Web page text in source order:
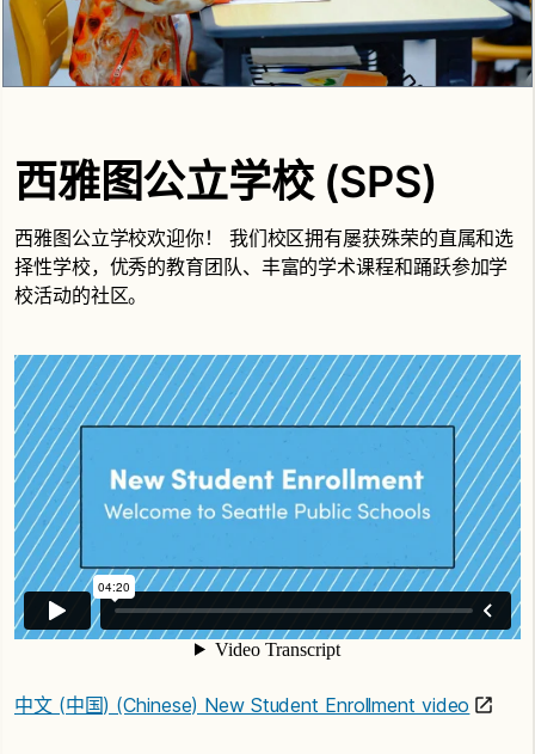
西雅图公立学校 (SPS)
西雅图公立学校欢迎你！ 我们校区拥有屡获殊荣的直属和选
择性学校，优秀的教育团队、丰富的学术课程和踊跃参加学
校活动的社区。
中文 (中国) (Chinese) New Student Enrollment video